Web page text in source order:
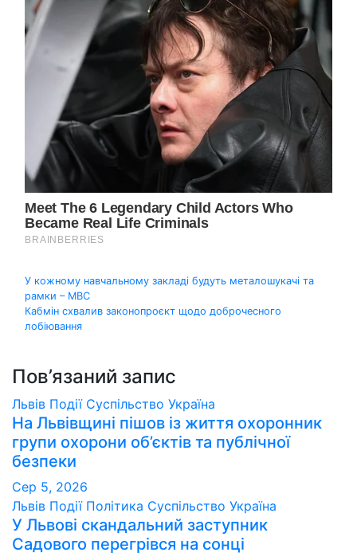
Навігація
записів
У кожному навчальному закладі будуть металошукачі та
рамки – МВС
Кабмін схвалив законопроєкт щодо доброчесного
лобіювання
Пов’язаний запис
Львів Події Суспільство Україна
На Львівщині пішов із життя охоронник
групи охорони об’єктів та публічної
безпеки
Сер 5, 2026
Львів Події Політика Суспільство Україна
У Львові скандальний заступник
Садового перегрівся на сонці